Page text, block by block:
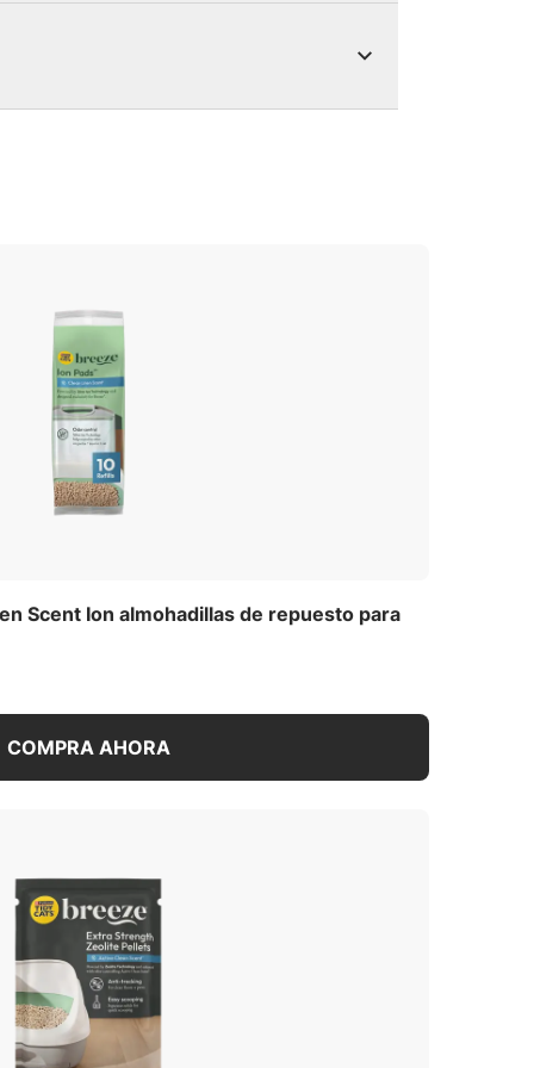
Scent Ion almohadillas de repuesto para
COMPRA AHORA